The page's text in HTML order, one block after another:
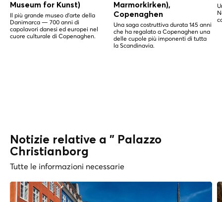
Museum for Kunst)
Il più grande museo d'arte della
Danimarca — 700 anni di
capolavori danesi ed europei nel
cuore culturale di Copenaghen.
Marmorkirken),
Copenaghen
Una saga costruttiva durata 145 anni
che ha regalato a Copenaghen una
delle cupole più imponenti di tutta
la Scandinavia.
Notizie relative a " Palazzo
Christianborg
Tutte le informazioni necessarie